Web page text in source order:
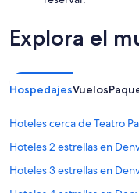
Explora el
HospedajesVuelos
Hoteles cerca de Teatro
Hoteles 2 estrellas en
Hoteles 3 estrellas en